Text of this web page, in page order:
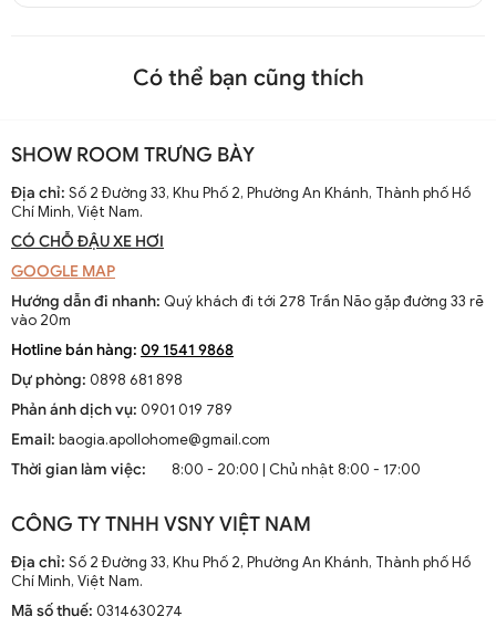
Có thể bạn cũng thích
SHOW ROOM TRƯNG BÀY
Địa chỉ: Số 2 Đường 33, Khu Phố 2, Phường An Khánh, Thành phố Hồ
Chí Minh, Việt Nam.
CÓ CHỖ ĐẬU XE HƠI
GOOGLE MAP
Hướng dẫn đi nhanh: Quý khách đi tới 278 Trần Não gặp đường 33 rẽ
vào 20m
Hotline bán hàng: 09 1541 9868
Dự phòng: 0898 681 898
Phản ánh dịch vụ: 0901 019 789
Email: baogia.apollohome@gmail.com
Thời gian làm việc:
8:00 - 20:00 | Chủ nhật 8:00 - 17:00
CÔNG TY TNHH VSNY VIỆT NAM
Địa chỉ: Số 2 Đường 33, Khu Phố 2, Phường An Khánh, Thành phố Hồ
Chí Minh, Việt Nam.
Mã số thuế: 0314630274